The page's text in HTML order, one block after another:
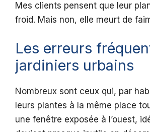
Mes clients pensent que leur
froid. Mais non, elle meurt de
Les erreurs
jardiniers urbains
Nombreux sont ceux qui, par
leurs plantes à la même place
une fenêtre exposée à l’ouest,